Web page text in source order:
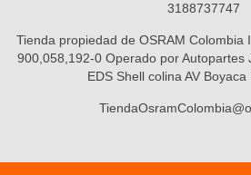
3188737747
Tienda propiedad de OSRAM Colombia
900,058,192-0 Operado por Autopartes
EDS Shell colina AV Boyaca